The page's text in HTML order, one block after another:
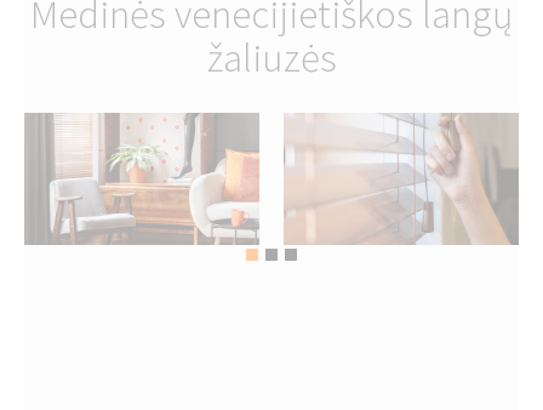
Medinės venecijietiškos langų
žaliuzės